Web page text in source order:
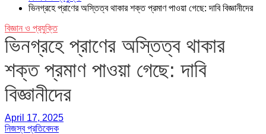
ভিনগ্রহে প্রাণের অস্তিত্ব থাকার শক্ত প্রমাণ পাওয়া গেছে: দাবি বিজ্ঞানীদের
বিজ্ঞান ও প্রযুক্তি
ভিনগ্রহে প্রাণের অস্তিত্ব থাকার
শক্ত প্রমাণ পাওয়া গেছে: দাবি
বিজ্ঞানীদের
April 17, 2025
নিজস্ব প্রতিবেদক